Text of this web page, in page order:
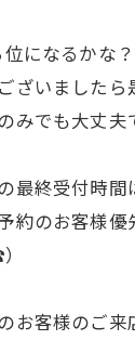
になるかな
ざいました
みでも大丈夫
最終受付時
約のお客様
お客様のご